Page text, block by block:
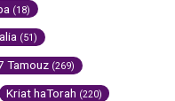
(18)
(51)
Tamouz (269)
Kriat haTorah (220)